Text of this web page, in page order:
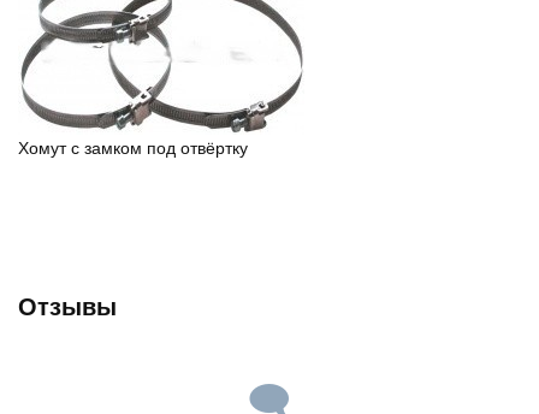
Хомут с замком под отвёртку
Отзывы